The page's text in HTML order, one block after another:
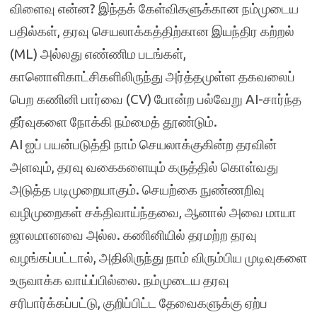
விளைவு என்ன? இந்தக் கேள்விகளுக்கான நம்முடைய
பதில்கள், தரவு செயலாக்கத்திற்கான இயந்திர கற்றல்
(ML) அல்லது எண்ணிம படங்கள்,
கானொளிகாட்சிகளிலிருந்து அர்த்தமுள்ள தகவலைப்
பெற கணினி பார்வை (CV) போன்ற பல்வேறு AI-சார்ந்த
தீர்வுகளை நோக்கி நம்மைத் தூண்டும்.
AI ஐப் பயன்படுத்தி நாம் செயலாக்குகின்ற தரவின்
அளவும், தரவு வகைகளையும் கருத்தில் கொள்வது
அடுத்த படிமுறையாகும். செயற்கை நுண்ணறிவு
வழிமுறைகள் சக்திவாய்ந்தவை, ஆனால் அவை மாயா
ஜாலமானவை அல்ல. கணினியில் தரமற்ற தரவு
வழங்கப்பட்டால், அதிலிருந்து நாம் விரும்பிய முடிவுகளை
உருவாக்க வாய்ப்பில்லை. நம்முடைய தரவு
சரிபார்க்கப்பட்டு, குறிப்பிட்ட தேவைகளுக்கு ஏற்ப